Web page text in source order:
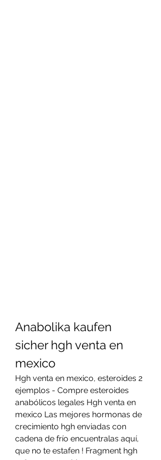
Anabolika kaufen
sicher hgh venta en
mexico
Hgh venta en mexico, esteroides 2
ejemplos - Compre esteroides
anabólicos legales Hgh venta en
mexico Las mejores hormonas de
crecimiento hgh enviadas con
cadena de frío encuentralas aquí,
que no te estafen ! Fragment hgh